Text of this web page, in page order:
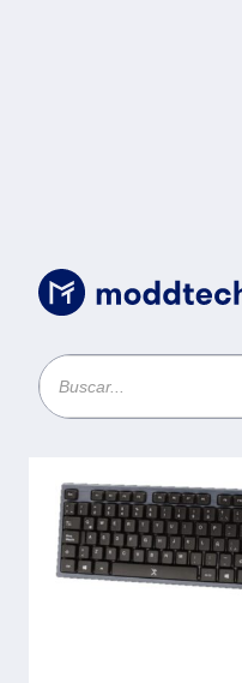
Uncategorized/Kit
-